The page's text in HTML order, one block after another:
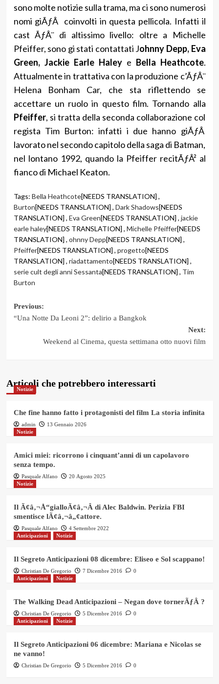
sono molte notizie sulla trama, ma ci sono numerosi
nomi giÃƒÂ coinvolti in questa pellicola. Infatti il
cast ÃƒÂ¨ di altissimo livello: oltre a Michelle
Pfeiffer, sono gi stati contattati Johnny Depp, Eva
Green, Jackie Earle Haleye Bella Heathcote.
Attualmente in trattativa con la produzione c’ÃƒÂ¨
Helena Bonham Car, che sta riflettendo se
accettare un ruolo in questo film. Tornando alla
Pfeiffer, si tratta della seconda collaborazione col
regista Tim Burton: infatti i due hanno giÃƒÂ
lavorato nel secondo capitolo della saga di Batman,
nel lontano 1992, quando la Pfeiffer recitÃƒÂ² al
fianco di Michael Keaton.
Tags: Bella Heathcote[NEEDS TRANSLATION] ,
Burton[NEEDS TRANSLATION] , Dark Shadows[NEEDS
TRANSLATION] , Eva Green[NEEDS TRANSLATION] , jackie
earle haley[NEEDS TRANSLATION] , Michelle Pfeiffer[NEEDS
TRANSLATION] , ohnny Depp[NEEDS TRANSLATION] ,
Pfeiffer[NEEDS TRANSLATION] , progetto[NEEDS
TRANSLATION] , riadattamento[NEEDS TRANSLATION] ,
serie cult degli anni Sessanta[NEEDS TRANSLATION] , Tim
Burton
Post
Previous:
“Una Notte Da Leoni 2”: delirio a Bangkok
Next:
Weekend al Cinema, questa settimana otto nuovi film
Articoli che potrebbero interessarti
Notizie
Che fine hanno fatto i protagonisti del film La storia infinita
admin
13 Gennaio 2026
Notizie
Amici miei: ricorrono i cinquant’anni di un capolavoro
senza tempo.
Pasquale Alfano
20 Agosto 2025
Notizie
Il Ã¢â‚¬Å“gialloÃ¢â‚¬Â di Alec Baldwin. Perizia FBI
smentisce lÃ¢â‚¬â„¢attore.
Pasquale Alfano
4 Settembre 2022
Anticipazioni
Notizie
Il Segreto Anticipazioni 08 dicembre: Eliseo e Sol scappano!
Christian De Gregorio 7 Dicembre 2016
0
Anticipazioni
Notizie
The Walking Dead Anticipazioni – Negan dove tornerÃƒÂ ?
Christian De Gregorio 5 Dicembre 2016
0
Anticipazioni
Notizie
Il Segreto Anticipazioni 06 dicembre: Mariana e Nicolas se
ne vanno!
Christian De Gregorio 5 Dicembre 2016 0